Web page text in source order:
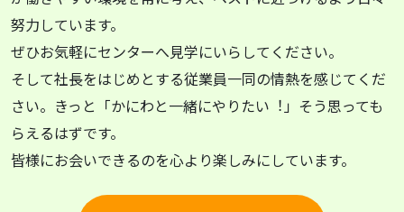
努⼒しています。
ぜひお気軽にセンターへ⾒学にいらしてください。
そして社⻑をはじめとする従業員⼀同の情熱を感じてくだ
さい。きっと「かにわと⼀緒にやりたい︕」そう思っても
らえるはずです。
皆様にお会いできるのを⼼より楽しみにしています。